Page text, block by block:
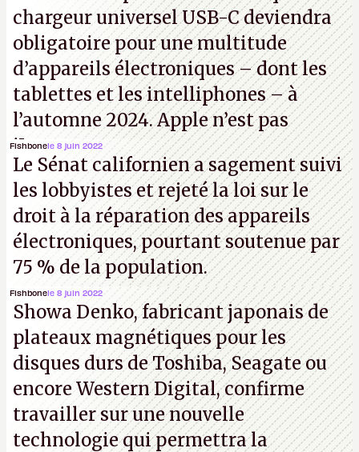
chargeur universel USB-C deviendra
obligatoire pour une multitude
d’appareils électroniques – dont les
tablettes et les intelliphones – à
l’automne 2024. Apple n’est pas
iJouasse.
Fishbonele 8 juin 2022
Le Sénat californien a sagement suivi
les lobbyistes et rejeté la loi sur le
droit à la réparation des appareils
électroniques, pourtant soutenue par
75 % de la population.
Fishbonele 8 juin 2022
Showa Denko, fabricant japonais de
plateaux magnétiques pour les
disques durs de Toshiba, Seagate ou
encore Western Digital, confirme
travailler sur une nouvelle
technologie qui permettra la